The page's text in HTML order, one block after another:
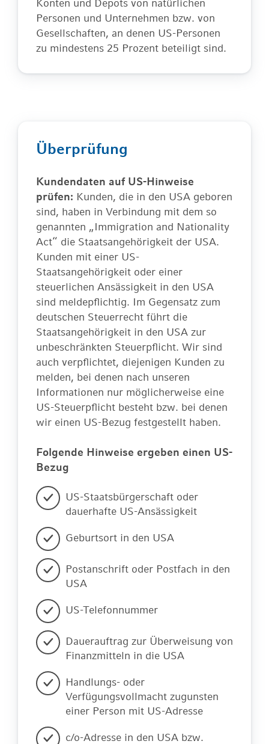
Konten und Depots von natürlichen
Personen und Unternehmen bzw. von
Gesellschaften, an denen US-Personen
zu mindestens 25 Prozent beteiligt sind.
Überprüfung
Kundendaten auf US-Hinweise
prüfen: Kunden, die in den USA geboren
sind, haben in Verbindung mit dem so
genannten „Immigration and Nationality
Act“ die Staatsangehörigkeit der USA.
Kunden mit einer US-
Staatsangehörigkeit oder einer
steuerlichen Ansässigkeit in den USA
sind meldepflichtig. Im Gegensatz zum
deutschen Steuerrecht führt die
Staatsangehörigkeit in den USA zur
unbeschränkten Steuerpflicht. Wir sind
auch verpflichtet, diejenigen Kunden zu
melden, bei denen nach unseren
Informationen nur möglicherweise eine
US-Steuerpflicht besteht bzw. bei denen
wir einen US-Bezug festgestellt haben.
Folgende Hinweise ergeben einen US-
Bezug
US-Staatsbürgerschaft oder
dauerhafte US-Ansässigkeit
Geburtsort in den USA
Postanschrift oder Postfach in den
USA
US-Telefonnummer
Dauerauftrag zur Überweisung von
Finanzmitteln in die USA
Handlungs- oder
Verfügungsvollmacht zugunsten
einer Person mit US-Adresse
c/o-Adresse in den USA bzw.